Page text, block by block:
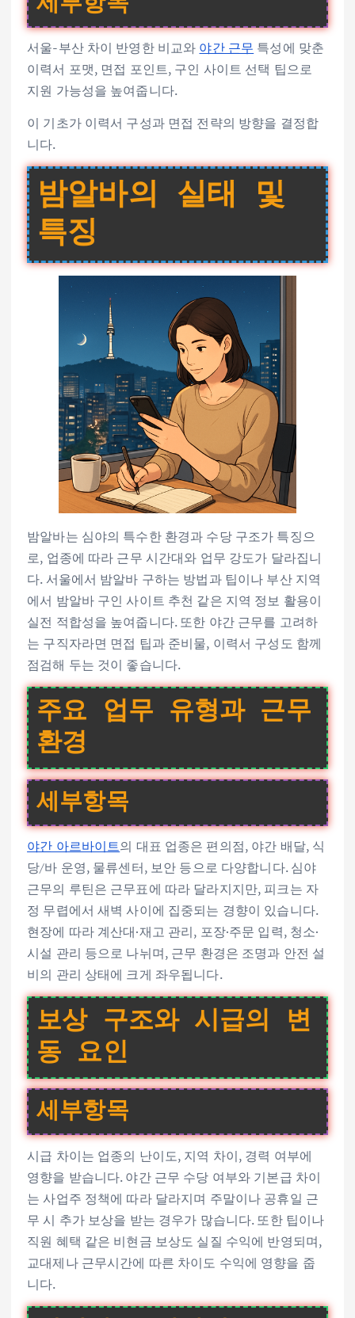
서울-부산 차이 반영한 비교와 야간 근무 특성에 맞춘
이력서 포맷, 면접 포인트, 구인 사이트 선택 팁으로
지원 가능성을 높여줍니다.
이 기초가 이력서 구성과 면접 전략의 방향을 결정합
니다.
밤알바의 실태 및
특징
밤알바는 심야의 특수한 환경과 수당 구조가 특징으
로, 업종에 따라 근무 시간대와 업무 강도가 달라집니
다. 서울에서 밤알바 구하는 방법과 팁이나 부산 지역
에서 밤알바 구인 사이트 추천 같은 지역 정보 활용이
실전 적합성을 높여줍니다. 또한 야간 근무를 고려하
는 구직자라면 면접 팁과 준비물, 이력서 구성도 함께
점검해 두는 것이 좋습니다.
주요 업무 유형과 근무
환경
세부항목
야간 아르바이트의 대표 업종은 편의점, 야간 배달, 식
당/바 운영, 물류센터, 보안 등으로 다양합니다. 심야
근무의 루틴은 근무표에 따라 달라지지만, 피크는 자
정 무렵에서 새벽 사이에 집중되는 경향이 있습니다.
현장에 따라 계산대·재고 관리, 포장·주문 입력, 청소·
시설 관리 등으로 나뉘며, 근무 환경은 조명과 안전 설
비의 관리 상태에 크게 좌우됩니다.
보상 구조와 시급의 변
동 요인
세부항목
시급 차이는 업종의 난이도, 지역 차이, 경력 여부에
영향을 받습니다. 야간 근무 수당 여부와 기본급 차이
는 사업주 정책에 따라 달라지며 주말이나 공휴일 근
무 시 추가 보상을 받는 경우가 많습니다. 또한 팁이나
직원 혜택 같은 비현금 보상도 실질 수익에 반영되며,
교대제나 근무시간에 따른 차이도 수익에 영향을 줍
니다.